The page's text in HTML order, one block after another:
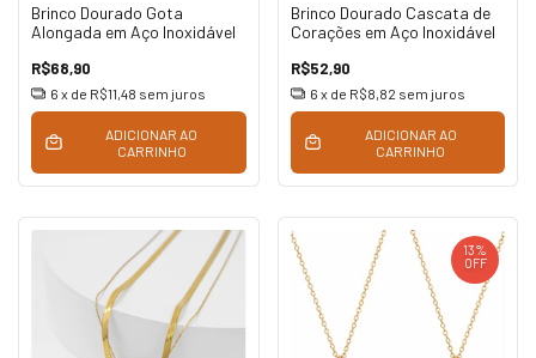
Brinco Dourado Gota
Alongada em Aço Inoxidável
R$68,90
6 x de R$11,48 sem juros
ADICIONAR AO
CARRINHO
Brinco Dourado Cascata de
Corações em Aço Inoxidável
R$52,90
6 x de R$8,82 sem juros
ADICIONAR AO
CARRINHO
13%
OFF